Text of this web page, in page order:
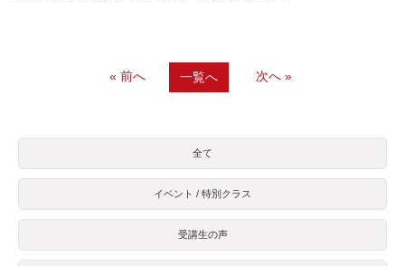
« 前へ 一覧へ 次へ »
全て
イベント / 特別クラス
受講生の声